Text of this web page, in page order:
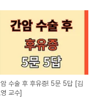
수술 후 후유증! 5문 5답 [김
교수]